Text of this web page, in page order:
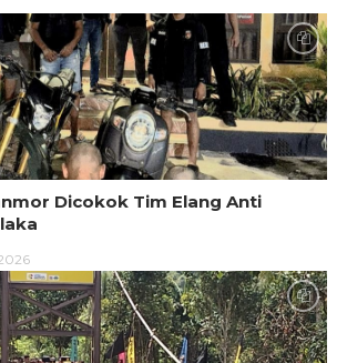
Dicokok Tim Elang Anti